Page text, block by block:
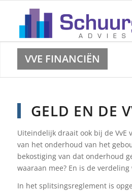
VVE FINANCIËN
GELD EN DE
Uiteindelijk draait ook bij de VvE
van het onderhoud van het
bekostiging van dat onderhoud
waaraan mee? En is de verdeling
In het splitsingsreglement is